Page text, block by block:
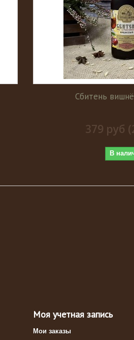
Сбитень
379 руб
В
Моя учетная запись
Мои заказы